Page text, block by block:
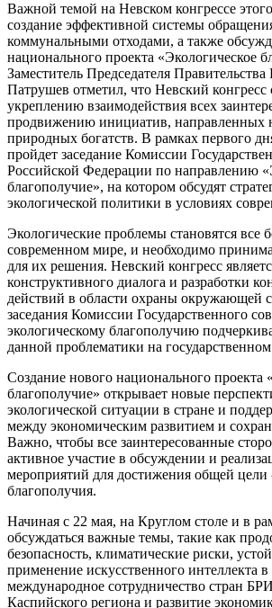
Важной темой на Невском конгрессе
создание эффективной системы
коммунальными отходами, а также
национального проекта «Экологическое
Заместитель Председателя
Патрушев отметил, что Невский конгресс
укреплению взаимодействия всех
продвижению инициатив, направленных
природных богатств. В рамках первого
пройдет заседание Комиссии
Российской Федерации по направлению
благополучие», на котором обсудят
экологической политики в условиях
Экологические проблемы становятся все
современном мире, и необходимо
для их решения. Невский конгресс
конструктивного диалога и разработки
действий в области охраны окружающей
заседания Комиссии Государственного
экологическому благополучию
данной проблематики на
Создание нового национального проекта
благополучие» открывает новые
экологической ситуации в стране и
между экономическим развитием и
Важно, чтобы все заинтересованные
активное участие в обсуждении и
мероприятий для достижения общей цели
благополучия.
Начиная с 22 мая, на Круглом столе и в
обсуждаться важные темы, такие как
безопасность, климатические риски,
применение искусственного интеллекта в
международное сотрудничество стран
Каспийского региона и развитие